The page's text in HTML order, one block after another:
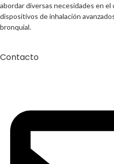
abordar diversas necesidades en el
dispositivos de inhalación
bronquial.
Contacto